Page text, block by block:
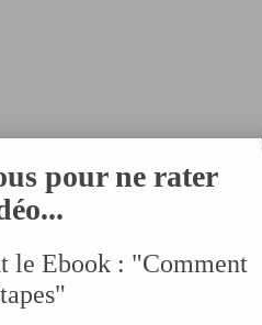
pour ne rater
le Ebook : "Comment